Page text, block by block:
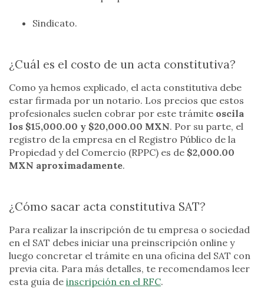
Sindicato.
¿Cuál es el costo de un acta constitutiva?
Como ya hemos explicado, el acta constitutiva debe
estar firmada por un notario. Los precios que estos
profesionales suelen cobrar por este trámite oscila
los $15,000.00 y $20,000.00 MXN. Por su parte, el
registro de la empresa en el Registro Público de la
Propiedad y del Comercio (RPPC) es de $2,000.00
MXN aproximadamente.
¿Cómo sacar acta constitutiva SAT?
Para realizar la inscripción de tu empresa o sociedad
en el SAT debes iniciar una preinscripción online y
luego concretar el trámite en una oficina del SAT con
previa cita. Para más detalles, te recomendamos leer
esta guía de inscripción en el RFC.